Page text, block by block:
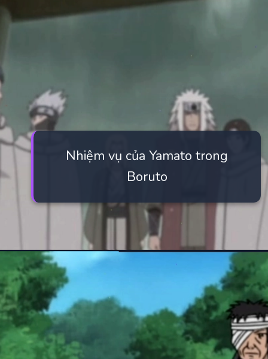
Nhiệm vụ của Yamato trong
Boruto
Đang mở https://manhua.edu.vn/yamato-naruto